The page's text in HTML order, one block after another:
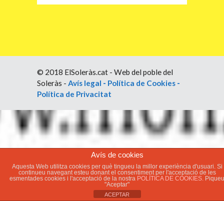
© 2018 ElSoleràs.cat - Web del poble del
Soleràs - Avís legal - Política de Cookies -
Política de Privacitat
Avís de cookies
Aquesta Web utilitza cookies per què tingueu la millor experiència d'usuari. Si
continueu navegant esteu donant el consentiment per l'acceptació de les
esmentades cookies i l'acceptació de la nostra POLÍTICA DE COOKIES. Piqueu
"Aceptar"
ACEPTAR